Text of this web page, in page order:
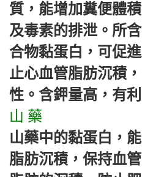
質，能增加糞便體
及毒素的排泄。所
合物黏蛋白，可促
止心血管脂肪沉積
性。含鉀量高，有
山 藥
山藥中的黏蛋白，
脂肪沉積，保持血